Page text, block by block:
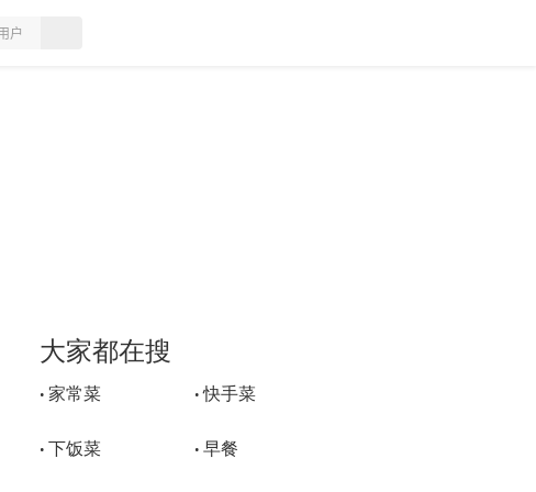
大家都在搜
• 家常菜 •快手菜
• 下饭菜 • 早餐